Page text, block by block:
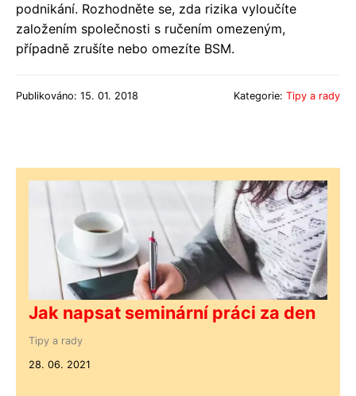
podnikání. Rozhodněte se, zda rizika vyloučíte
založením společnosti s ručením omezeným,
případně zrušíte nebo omezíte BSM.
Publikováno: 15. 01. 2018 Kategorie: Tipy a rady
Jak napsat seminární práci za den
Tipy a rady
28. 06. 2021